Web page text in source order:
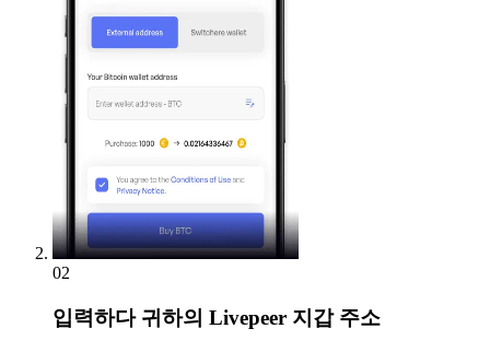
02
입력하다귀하의 Livepeer 지갑 주소